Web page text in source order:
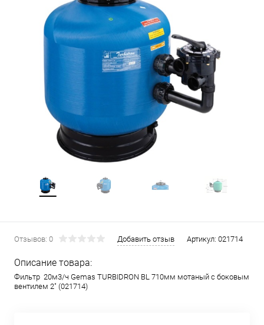
Отзывов: 0 Добавить отзыв Артикул: 021714
Описание товара:
Фильтр 20м3/ч Gemas TURBIDRON BL 710мм мотаный с боковым
вентилем 2" (021714)